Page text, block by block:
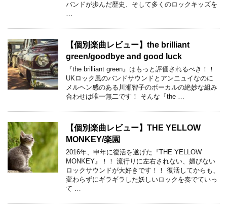
バンドが歩んだ歴史、そして多くのロックキッズを
…
【個別楽曲レビュー】the brilliant
green/goodbye and good luck
『the brilliant green』はもっと評価されるべき！！
UKロック風のバンドサウンドとアンニュイなのに
メルヘン感のある川瀬智子のボーカルの絶妙な組み
合わせは唯一無二です！ そんな『the …
【個別楽曲レビュー】THE YELLOW
MONKEY/楽園
2016年、申年に復活を遂げた『THE YELLOW
MONKEY』！！ 流行りに左右されない、媚びない
ロックサウンドが大好きです！！ 復活してからも、
変わらずにギラギラした妖しいロックを奏でていっ
て …